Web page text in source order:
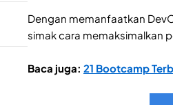
Dengan memanfaatkan
simak cara memaksimalkan
Baca juga: 21 Bootcamp